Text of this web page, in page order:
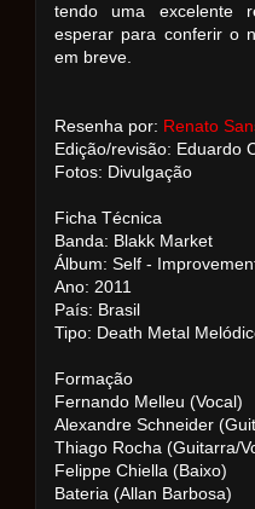
tendo uma excelente
esperar para conferir o
em breve.
Resenha por: Renato
Edição/revisão: Eduardo
Fotos: Divulgação
Ficha Técnica
Banda: Blakk Market
Álbum: Self -
Ano: 2011
País: Brasil
Tipo: Death Metal
Formação
Fernando Melleu (Vocal)
Alexandre Schneider
Thiago Rocha (Guitarra/
Felippe Chiella (Baixo)
Bateria (Allan Barbosa)